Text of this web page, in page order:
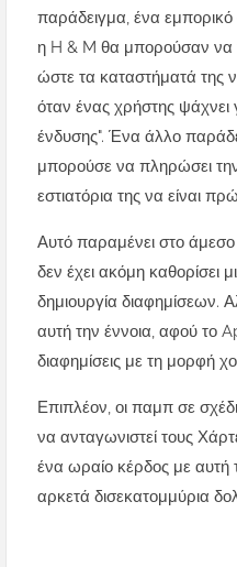
παράδειγμα, ένα
η H & M θα μπορούσαν να
ώστε τα καταστήματά της
όταν ένας χρήστης ψάχνει
ένδυσης". Ένα άλλο
μπορούσε να πληρώσει
εστιατόρια της να είναι
Αυτό παραμένει στο
δεν έχει ακόμη καθορίσει
δημιουργία διαφημίσεων.
αυτή την έννοια, αφού το
διαφημίσεις με τη μορφή
Επιπλέον, οι παμπ σε
να ανταγωνιστεί τους
ένα ωραίο κέρδος με αυτή
αρκετά δισεκατομμύρια